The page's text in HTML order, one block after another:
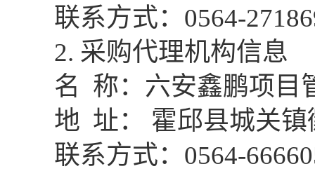
联系方式： 0564-
2. 采购代理机构信息
名 称： 六安鑫鹏项目
地 址：
霍邱县城关
联系方式： 0564-